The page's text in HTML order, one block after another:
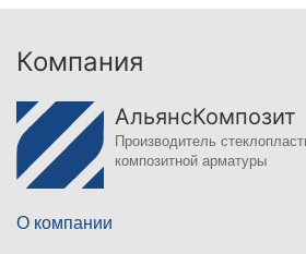
Компания
АльянсКомпозит
Производитель
композитной арматуры
О компании